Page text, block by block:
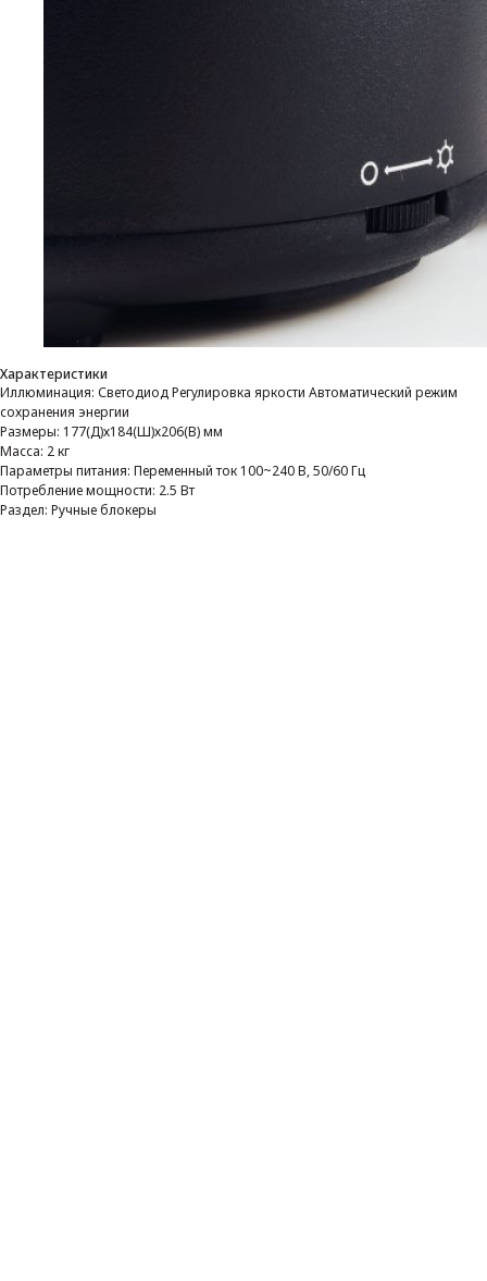
Характеристики
Иллюминация: Светодиод Регулировка яркости Автоматический режим
сохранения энергии
Размеры: 177(Д)х184(Ш)х206(В) мм
Масса: 2 кг
Параметры питания: Переменный ток 100~240 В, 50/60 Гц
Потребление мощности: 2.5 Вт
Раздел: Ручные блокеры